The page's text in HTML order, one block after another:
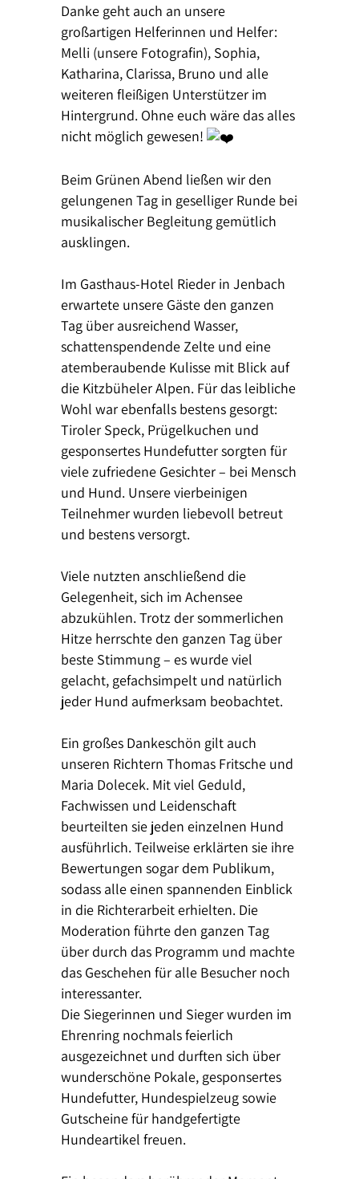
Danke geht auch an unsere
großartigen Helferinnen und Helfer:
Melli (unsere Fotografin), Sophia,
Katharina, Clarissa, Bruno und alle
weiteren fleißigen Unterstützer im
Hintergrund. Ohne euch wäre das alles
nicht möglich gewesen!
Beim Grünen Abend ließen wir den
gelungenen Tag in geselliger Runde bei
musikalischer Begleitung gemütlich
ausklingen.
Im Gasthaus-Hotel Rieder in Jenbach
erwartete unsere Gäste den ganzen
Tag über ausreichend Wasser,
schattenspendende Zelte und eine
atemberaubende Kulisse mit Blick auf
die Kitzbüheler Alpen. Für das leibliche
Wohl war ebenfalls bestens gesorgt:
Tiroler Speck, Prügelkuchen und
gesponsertes Hundefutter sorgten für
viele zufriedene Gesichter – bei Mensch
und Hund. Unsere vierbeinigen
Teilnehmer wurden liebevoll betreut
und bestens versorgt.
Viele nutzten anschließend die
Gelegenheit, sich im Achensee
abzukühlen. Trotz der sommerlichen
Hitze herrschte den ganzen Tag über
beste Stimmung – es wurde viel
gelacht, gefachsimpelt und natürlich
jeder Hund aufmerksam beobachtet.
Ein großes Dankeschön gilt auch
unseren Richtern Thomas Fritsche und
Maria Dolecek. Mit viel Geduld,
Fachwissen und Leidenschaft
beurteilten sie jeden einzelnen Hund
ausführlich. Teilweise erklärten sie ihre
Bewertungen sogar dem Publikum,
sodass alle einen spannenden Einblick
in die Richterarbeit erhielten. Die
Moderation führte den ganzen Tag
über durch das Programm und machte
das Geschehen für alle Besucher noch
interessanter.
Die Siegerinnen und Sieger wurden im
Ehrenring nochmals feierlich
ausgezeichnet und durften sich über
wunderschöne Pokale, gesponsertes
Hundefutter, Hundespielzeug sowie
Gutscheine für handgefertigte
Hundeartikel freuen.